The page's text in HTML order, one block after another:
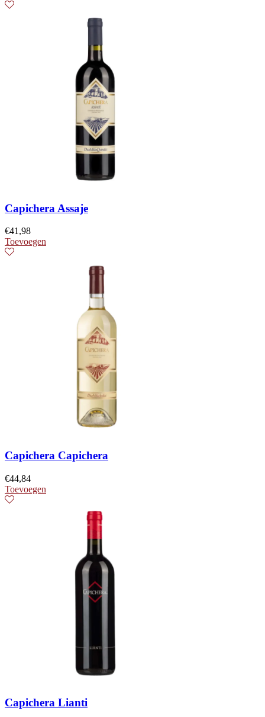
Capichera Assaje
€41,98
Toevoegen
Capichera Capichera
€44,84
Toevoegen
Capichera Lianti